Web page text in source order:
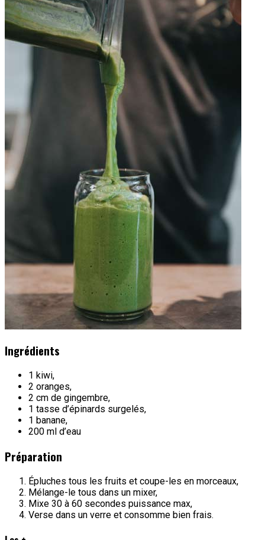
Ingrédients
1 kiwi,
2 oranges,
2 cm de gingembre,
1 tasse d’épinards surgelés,
1 banane,
200 ml d’eau
Préparation
Épluches tous les fruits et coupe-les en morceaux,
Mélange-le tous dans un mixer,
Mixe 30 à 60 secondes puissance max,
Verse dans un verre et consomme bien frais.